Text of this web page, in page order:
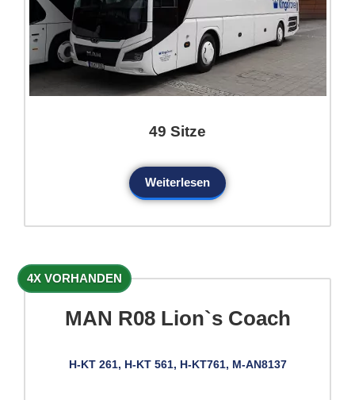
49 Sitze
Weiterlesen
4X VORHANDEN
MAN R08 Lion`s Coach
H-KT 261, H-KT 561, H-KT761, M-AN8137